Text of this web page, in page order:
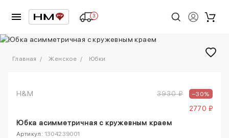
3
1/5
Главная Женское Юбки
H&M 3930 ₽ –30%
2770 ₽
Юбка асимметричная с кружевным краем
Артикул: 1304239001